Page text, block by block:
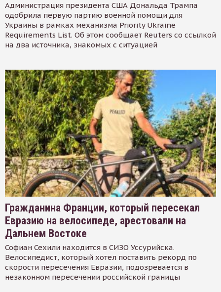
Администрация президента США Дональда Трампа
одобрила первую партию военной помощи для
Украины в рамках механизма Priority Ukraine
Requirements List. Об этом сообщает Reuters со ссылкой
на два источника, знакомых с ситуацией
Гражданина Франции, который пересекал
Евразию на велосипеде, арестовали на
Дальнем Востоке
Софиан Сехили находится в СИЗО Уссурийска.
Велосипедист, который хотел поставить рекорд по
скорости пересечения Евразии, подозревается в
незаконном пересечении российской границы